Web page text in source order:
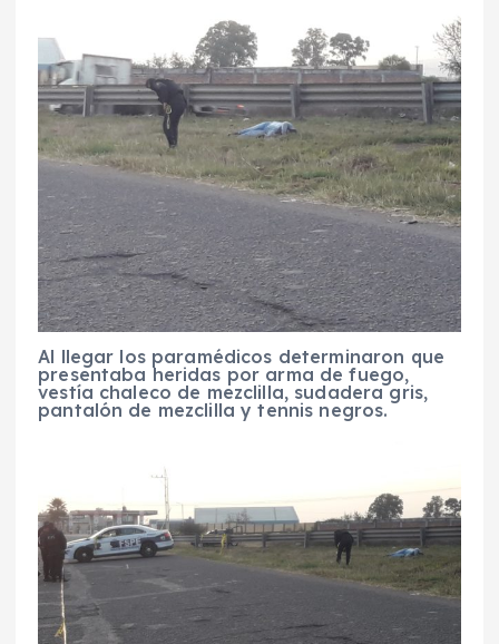
Al llegar los paramédicos determinaron que
presentaba heridas por arma de fuego,
vestía chaleco de mezclilla, sudadera gris,
pantalón de mezclilla y tennis negros.